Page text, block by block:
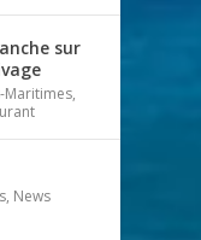
sur
Maritimes,
, News